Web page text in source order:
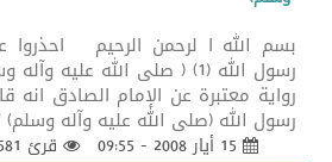
بسم الله ا لرحمن الرحيم احذروا
رسول الله (1) ( صلى الله
رواية معتبرة عن الإمام الصادق
رسول الله (صلى الله عليه وآله
قرئ 2581 مرة